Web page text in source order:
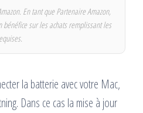
En tant que Partenaire Amazon,
bénéfice sur les achats remplissant les
la batterie avec votre Mac,
Dans ce cas la mise à jour